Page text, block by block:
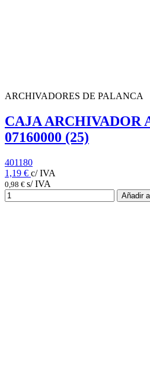
ARCHIVADORES DE PALANCA
CAJA ARCHIVADOR
07160000 (25)
401180
1,19 € c/ IVA
0,98 € s/ IVA
Añadir